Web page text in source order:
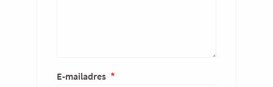
E-
E-mailadres